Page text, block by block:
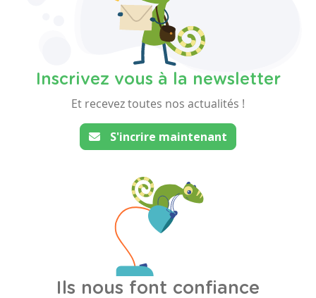
Inscrivez vous à la newsletter
Et recevez toutes nos actualités !
S'incrire maintenant
Ils nous font confiance